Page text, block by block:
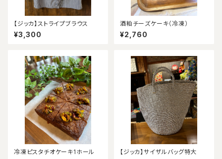
【ジッカ】ストライプブラウス
¥3,300
酒粕チーズケーキ（冷凍）
¥2,760
冷凍ピスタチオケーキ1ホール 【ジッカ】サイザルバッグ特大